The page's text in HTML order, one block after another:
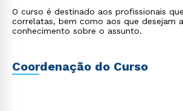
O curso é destinado aos profissionais
correlatas, bem como aos que desejam
conhecimento sobre o assunto.
Coordenação do Curso